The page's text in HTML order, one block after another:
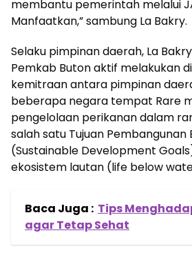
membantu pemerintah melalui
Manfaatkan,” sambung La Bakry.
Selaku pimpinan daerah, La
Pemkab Buton aktif melakukan
kemitraan antara pimpinan
beberapa negara tempat Rare
pengelolaan perikanan dalam
salah satu Tujuan Pembangunan
(Sustainable Development
ekosistem lautan (life below
Baca Juga : Tips
agar Tetap Sehat